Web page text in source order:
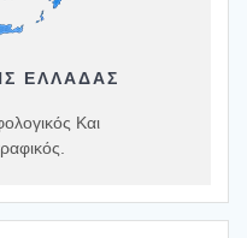
ΕΛΛΆΔΑΣ
Και